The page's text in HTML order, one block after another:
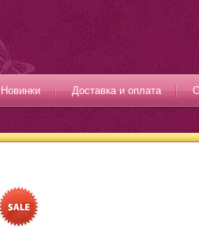
Новинки Доставка и оплата